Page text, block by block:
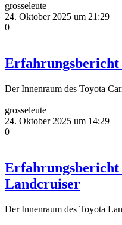
grosseleute
24. Oktober 2025 um 21:29
0
Der Innenraum des Toyota
grosseleute
24. Oktober 2025 um 14:29
0
Erfahrungsbericht
Landcruiser
Der Innenraum des Toyota